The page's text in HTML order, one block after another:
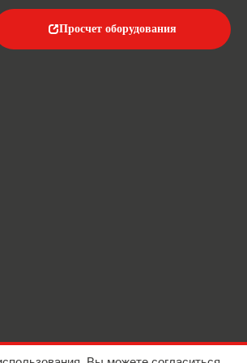
Просчет оборудования